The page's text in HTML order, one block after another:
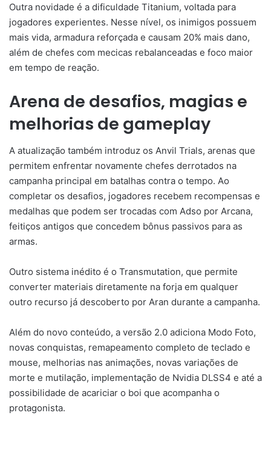
Outra novidade é a dificuldade Titanium, voltada para
jogadores experientes. Nesse nível, os inimigos possuem
mais vida, armadura reforçada e causam 20% mais dano,
além de chefes com mecicas rebalanceadas e foco maior
em tempo de reação.
Arena de desafios, magias e
melhorias de gameplay
A atualização também introduz os Anvil Trials, arenas que
permitem enfrentar novamente chefes derrotados na
campanha principal em batalhas contra o tempo. Ao
completar os desafios, jogadores recebem recompensas e
medalhas que podem ser trocadas com Adso por Arcana,
feitiços antigos que concedem bônus passivos para as
armas.
Outro sistema inédito é o Transmutation, que permite
converter materiais diretamente na forja em qualquer
outro recurso já descoberto por Aran durante a campanha.
Além do novo conteúdo, a versão 2.0 adiciona Modo Foto,
novas conquistas, remapeamento completo de teclado e
mouse, melhorias nas animações, novas variações de
morte e mutilação, implementação de Nvidia DLSS4 e até a
possibilidade de acariciar o boi que acompanha o
protagonista.